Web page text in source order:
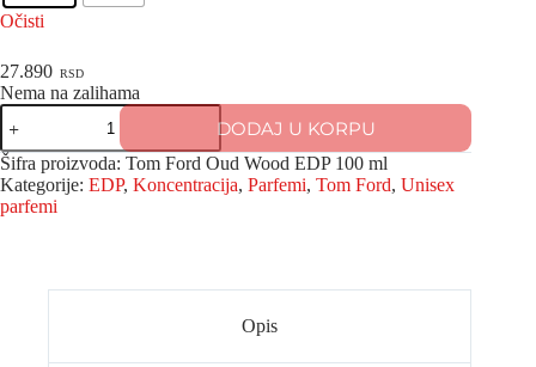
Očisti
27.890 RSD
Nema na zalihama
DODAJ U KORPU
Šifra proizvoda: Tom Ford Oud Wood EDP 100 ml
Kategorije: EDP, Koncentracija, Parfemi, Tom Ford, Unisex
parfemi
Opis